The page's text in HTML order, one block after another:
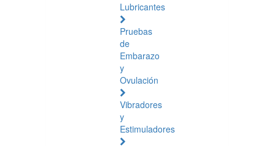
Lubricantes
Pruebas
de
Embarazo
y
Ovulación
Vibradores
y
Estimuladores